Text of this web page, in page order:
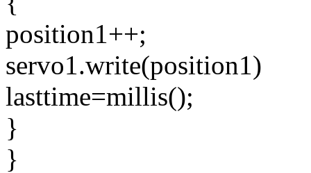
position1++;
servo1.write(position1)
lasttime=millis();
}
}